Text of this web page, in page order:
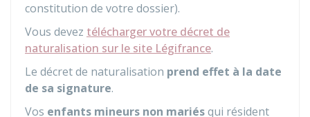
constitution de votre dossier).
Vous devez télécharger votre décret de
naturalisation sur le site Légifrance.
Le décret de naturalisation prend effet à la date
de sa signature.
Vos enfants mineurs non mariésqui résident